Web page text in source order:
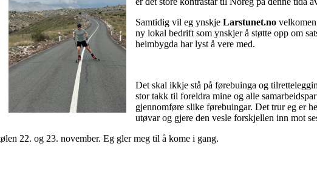
Samtidig vil eg ynskje Larstunet.no
ny lokal bedrift som ynskjer å støtte opp om
heimbygda har lyst å vere med.
Det skal ikkje stå på førebuinga og
stor takk til foreldra mine og alle
gjennomføre slike førebuingar. Det trur eg er
utøvar og gjere den vesle forskjellen inn mot
22. og 23. november. Eg gler meg til å kome i gang.